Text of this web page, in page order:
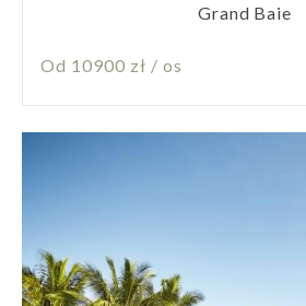
Grand Baie
Od 10900 zł / os